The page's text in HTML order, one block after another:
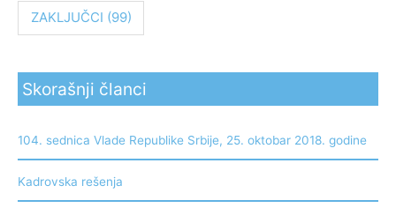
ZAKLJUČCI (99)
Skorašnji članci
104. sednica Vlade Republike Srbije, 25. oktobar 2018. godine
Kadrovska rešenja